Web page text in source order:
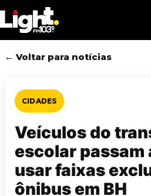
to
main
content
← Voltar para notícias
CIDADES
Veículos do
escolar passam
usar faixas
ônibus em BH